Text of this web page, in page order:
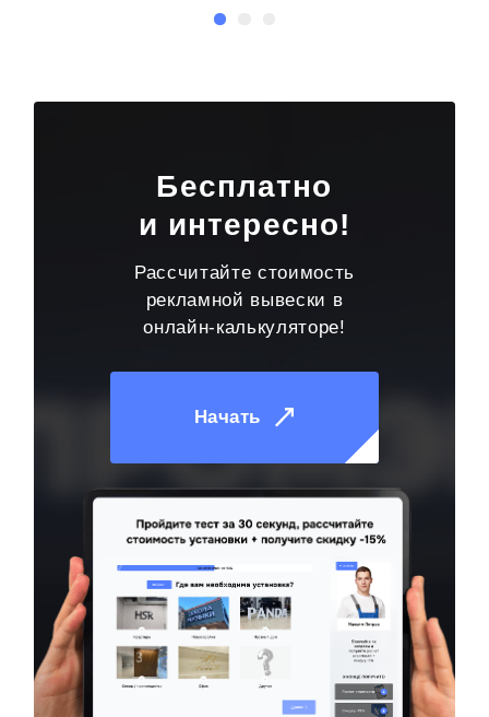
Бесплатно
и интересно!
Рассчитайте стоимость
рекламной вывески в
онлайн-калькуляторе!
Начать